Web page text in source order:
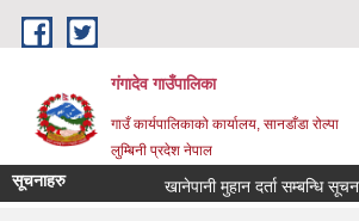
Skip to main content
गंगादेव गाउँपालिका
गाउँ कार्यपालिकाको कार्यालय, सानडाँडा रोल्पा
लुम्बिनी प्रदेश नेपाल
सूचनाहरु खानेपानी मुहान दर्ता सम्बन्धि सूचना